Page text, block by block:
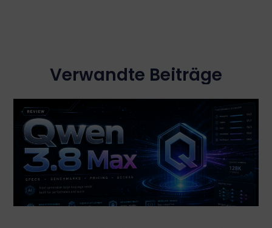
Verwandte Beiträge